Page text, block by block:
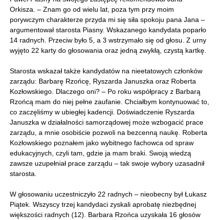
Orkisza. – Znam go od wielu lat, poza tym przy moim
porywczym charakterze przyda mi się siła spokoju pana Jana –
argumentował starosta Piasny. Wskazanego kandydata poparło
14 radnych. Przeciw było 5, a 3 wstrzymało się od głosu. Z urny
wyjęto 22 karty do głosowania oraz jedną zwykłą, czystą kartkę.
Starosta wskazał także kandydatów na nieetatowych członków
zarządu: Barbarę Rzońcę, Ryszarda Januszka oraz Roberta
Kozłowskiego. Dlaczego oni? – Po roku współpracy z Barbarą
Rzońcą mam do niej pełne zaufanie. Chciałbym kontynuować to,
co zaczęliśmy w ubiegłej kadencji. Doświadczenie Ryszarda
Januszka w działalności samorządowej może wzbogacić prace
zarządu, a mnie osobiście pozwoli na bezcenną naukę. Roberta
Kozłowskiego poznałem jako wybitnego fachowca od spraw
edukacyjnych, czyli tam, gdzie ja mam braki. Swoją wiedzą
zawsze uzupełniał prace zarządu – tak swoje wybory uzasadnił
starosta.
W głosowaniu uczestniczyło 22 radnych – nieobecny był Łukasz
Piątek. Wszyscy trzej kandydaci zyskali aprobatę niezbędnej
większości radnych (12). Barbara Rzońca uzyskała 16 głosów